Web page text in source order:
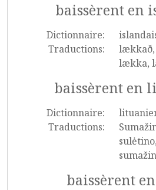
baissèrent en
Dictionnaire:
Traductions:
lækka,
baissèrent en
Dictionnaire:
Traductions:
baissèrent